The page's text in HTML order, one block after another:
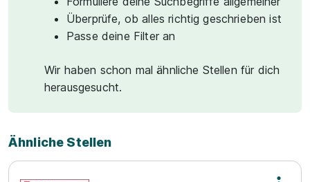
Überprüfe, ob alles richtig geschrieben ist
Passe deine Filter an
Wir haben schon mal ähnliche Stellen für dich
herausgesucht.
Ähnliche Stellen